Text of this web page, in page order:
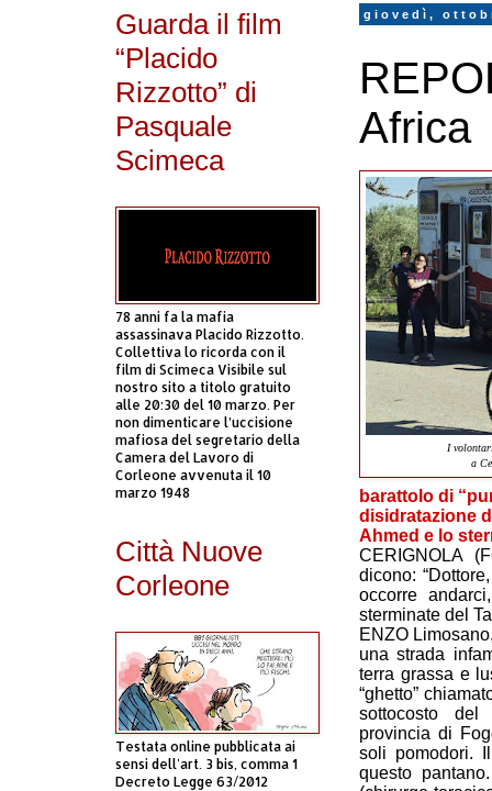
giovedì,
Africa
I
a
barattolo di
disidratazione
Ahmed e lo
CERIGNOLA
dicono:
occorre
sterminate del
ENZO
una strada
terra grassa e
“ghetto”
sottocosto del
provincia di
soli pomodori.
questo
Guarda il film
“Placido
Rizzotto” di
Pasquale
Scimeca
78 anni fa la mafia
assassinava Placido Rizzotto.
Collettiva lo ricorda con il
film di Scimeca Visibile sul
nostro sito a titolo gratuito
alle 20:30 del 10 marzo. Per
non dimenticare l’uccisione
mafiosa del segretario della
Camera del Lavoro di
Corleone avvenuta il 10
marzo 1948
Città Nuove
Corleone
Testata online pubblicata ai
sensi dell'art. 3 bis, comma 1
Decreto Legge 63/2012